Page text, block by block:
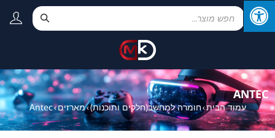
ANTEC
עמוד הבית›חומרה למחשב(חלקים ותוכנות)›מארזים›
Antec